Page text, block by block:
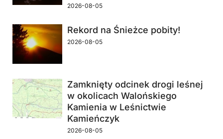
2026-08-05
Rekord na Śnieżce pobity!
2026-08-05
Zamknięty odcinek drogi leśnej
w okolicach Walońskiego
Kamienia w Leśnictwie
Kamieńczyk
2026-08-05